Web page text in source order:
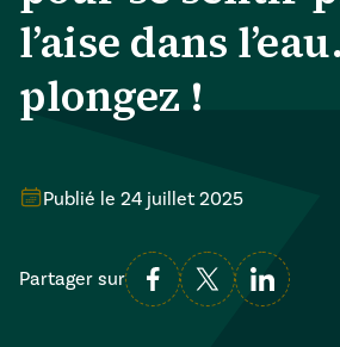
l’aise dans
plongez !
Publié le 24 juillet 2025
Partager sur